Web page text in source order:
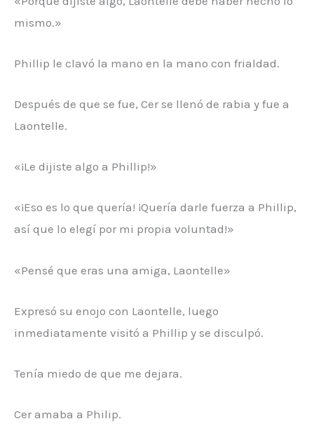
mismo.»
Phillip le clavó la mano en la mano con frialdad.
Después de que se fue, Cer se llenó de rabia y fue a
Laontelle.
«¡Le dijiste algo a Phillip!»
«¡Eso es lo que quería! ¡Quería darle fuerza a Phillip,
así que lo elegí por mi propia voluntad!»
«Pensé que eras una amiga, Laontelle»
Expresó su enojo con Laontelle, luego
inmediatamente visitó a Phillip y se disculpó.
Tenía miedo de que me dejara.
Cer amaba a Philip.